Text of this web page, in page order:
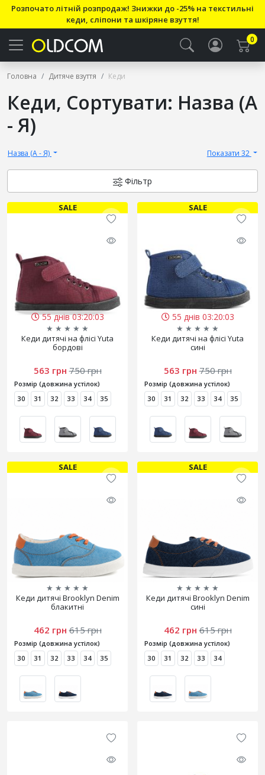
Розпочато літній розпродаж! Знижки до -25% на текстильні
кеди, сліпони та шкіряне взуття!
0
Головна Дитяче взуття Кеди
Кеди, Сортувати: Назва (А
- Я)
Назва (А - Я) Показати 32
Фільтр
55 днів 03:20:03
SALE
★ ★ ★ ★ ★
Кеди дитячі на флісі Yuta
бордові
563 грн 750 грн
Розмір (довжина устілок)
30
31 32 33 34 35
55 днів 03:20:03
SALE
★ ★ ★ ★ ★
Кеди дитячі на флісі Yuta
сині
563 грн 750 грн
Розмір (довжина устілок)
30
31 32 33 34 35
SALE
★ ★ ★ ★ ★
Кеди дитячі Brooklyn Denim
блакитні
462 грн 615 грн
Розмір (довжина устілок)
30
31 32 33 34 35
SALE
★ ★ ★ ★ ★
Кеди дитячі Brooklyn Denim
сині
462 грн 615 грн
Розмір (довжина устілок)
30
31 32 33 34